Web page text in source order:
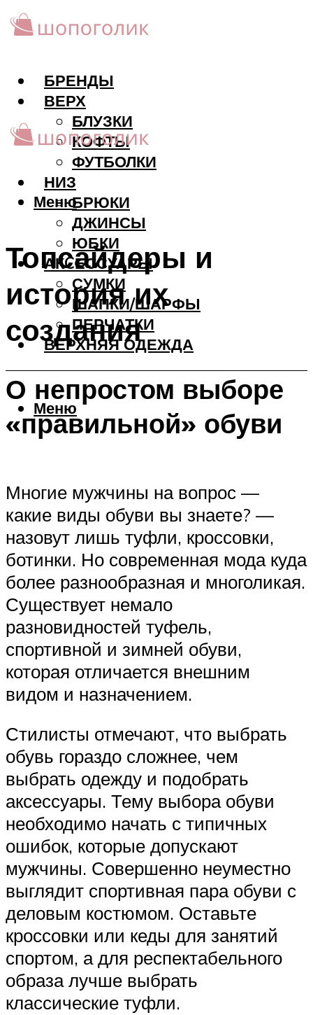
БРЕНДЫ
ВЕРХ
БЛУЗКИ
КОФТЫ
ФУТБОЛКИ
НИЗ
БРЮКИ
ДЖИНСЫ
ЮБКИ
АКCЕССУАРЫ
СУМКИ
ШАПКИ/ШАРФЫ
ПЕРЧАТКИ
ВЕРХНЯЯ ОДЕЖДА
Меню
Меню
Топсайдеры и
история их
создания
О непростом выборе
«правильной» обуви
Многие мужчины на вопрос —
какие виды обуви вы знаете? —
назовут лишь туфли, кроссовки,
ботинки. Но современная мода куда
более разнообразная и многоликая.
Существует немало
разновидностей туфель,
спортивной и зимней обуви,
которая отличается внешним
видом и назначением.
Стилисты отмечают, что выбрать
обувь гораздо сложнее, чем
выбрать одежду и подобрать
аксессуары. Тему выбора обуви
необходимо начать с типичных
ошибок, которые допускают
мужчины. Совершенно неуместно
выглядит спортивная пара обуви с
деловым костюмом. Оставьте
кроссовки или кеды для занятий
спортом, а для респектабельного
образа лучше выбрать
классические туфли.